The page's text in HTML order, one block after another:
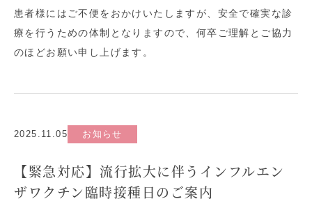
患者様にはご不便をおかけいたしますが、安全で確実な診
療を行うための体制となりますので、何卒ご理解とご協力
のほどお願い申し上げます。
2025.11.05 お知らせ
【緊急対応】流行拡大に伴うインフルエン
ザワクチン臨時接種日のご案内